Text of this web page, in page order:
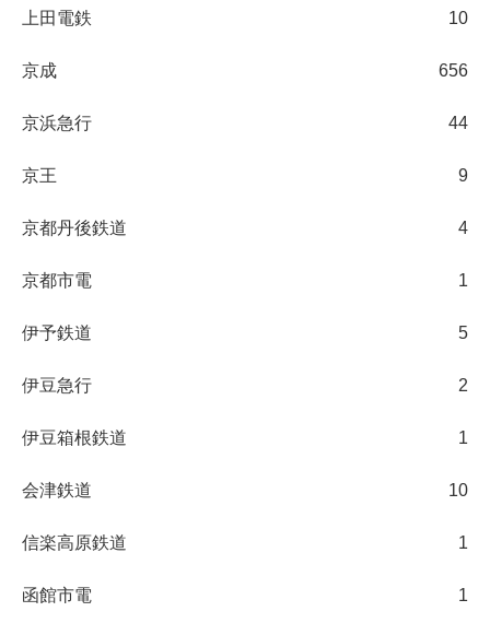
上田電鉄 10
京成 656
京浜急行 44
京王 9
京都丹後鉄道 4
京都市電 1
伊予鉄道 5
伊豆急行 2
伊豆箱根鉄道 1
会津鉄道 10
信楽高原鉄道 1
函館市電 1